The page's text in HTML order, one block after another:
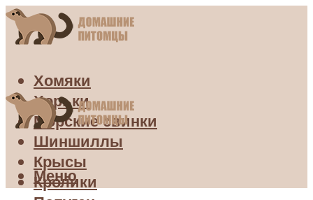
Хомяки
Хорьки
Морские свинки
Шиншиллы
Крысы
Кролики
Меню